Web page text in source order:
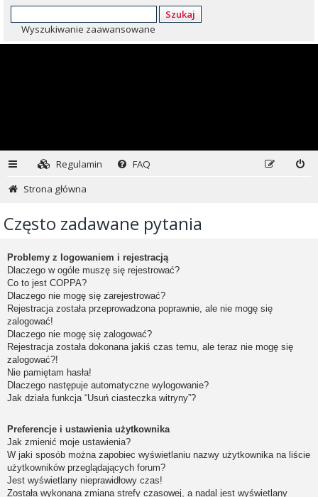
Szukaj
Wyszukiwanie zaawansowane
Regulamin
FAQ
Strona główna
Często zadawane pytania
Problemy z logowaniem i rejestracją
Dlaczego w ogóle muszę się rejestrować?
Co to jest COPPA?
Dlaczego nie mogę się zarejestrować?
Rejestracja została przeprowadzona poprawnie, ale nie mogę się
zalogować!
Dlaczego nie mogę się zalogować?
Rejestracja została dokonana jakiś czas temu, ale teraz nie mogę się
zalogować?!
Nie pamiętam hasła!
Dlaczego następuje automatyczne wylogowanie?
Jak działa funkcja “Usuń ciasteczka witryny”?
Preferencje i ustawienia użytkownika
Jak zmienić moje ustawienia?
W jaki sposób można zapobiec wyświetlaniu nazwy użytkownika na liście
użytkowników przeglądających forum?
Jest wyświetlany nieprawidłowy czas!
Została wykonana zmiana strefy czasowej, a nadal jest wyświetlany